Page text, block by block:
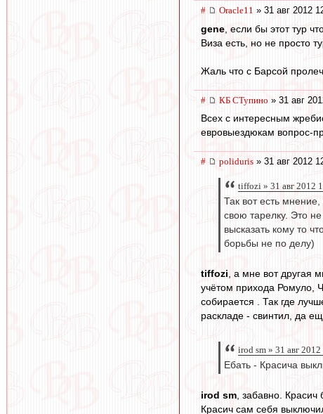
# Oracle11 » 31 авг 2012
gene , если бы этот тур
Виза есть, но не просто
Жаль что с Барсой
# КБ СТупино » 31 авг
Всех с интересным
евровыездюкам вопрос-
# poliduris » 31 авг 2012
tiffozi » 31 авг 2012
Так вот есть
свою тарелку. Это
высказать кому то
борьбы не по делу)
tiffozi , а мне вот другая
учётом прихода Ромуло,
собирается . Так где
раскладе - свинтил, да
irod sm » 31 авг
Ебать - Красича
irod sm , забавно.
Красич сам себя